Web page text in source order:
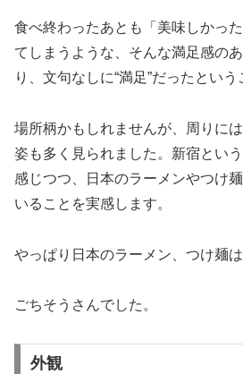
食べ終わったあとも「美味しかっ
てしまうような、そんな満足感の
り、文句なしに“満足”だったという
場所柄かもしれませんが、周りに
姿も多く見られました。新宿とい
感じつつ、日本のラーメンやつけ
いることを実感します。
やっぱり日本のラーメン、つけ麺は
ごちそうさんでした。
外観